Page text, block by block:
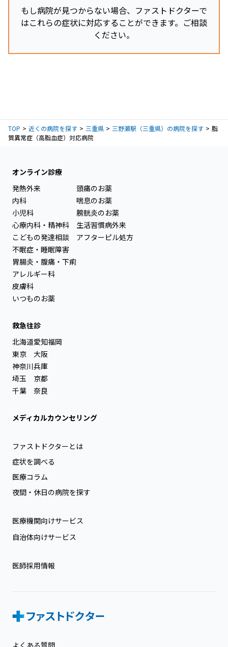
もし病院が見つからない場合、ファストドクターで
はこれらの症状に対応することができます。ご相談
ください。
TOP 近くの病院を探す 三重県 三野瀬駅（三重県）の病院を探す
脂
質異常症（高脂血症）対応病院
オンライン診療
発熱外来
内科
小児科
心療内科・精神科
こどもの発達相談
不眠症・睡眠障害
胃腸炎・腹痛・下痢
アレルギー科
皮膚科
いつものお薬
頭痛のお薬
喘息のお薬
膀胱炎のお薬
生活習慣病外来
アフターピル処方
救急往診
北海道
東京
神奈川
埼玉
千葉
愛知
大阪
兵庫
京都
奈良
福岡
メディカルカウンセリング
ファストドクターとは
症状を調べる
医療コラム
夜間・休日の病院を探す
医療機関向けサービス
自治体向けサービス
医師採用情報